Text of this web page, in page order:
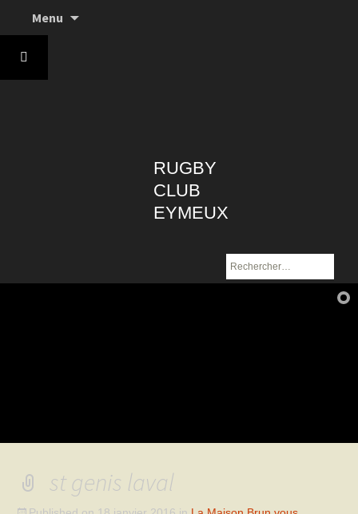
RUGBY
CLUB
EYMEUX
Rechercher :
Menu
st genis laval